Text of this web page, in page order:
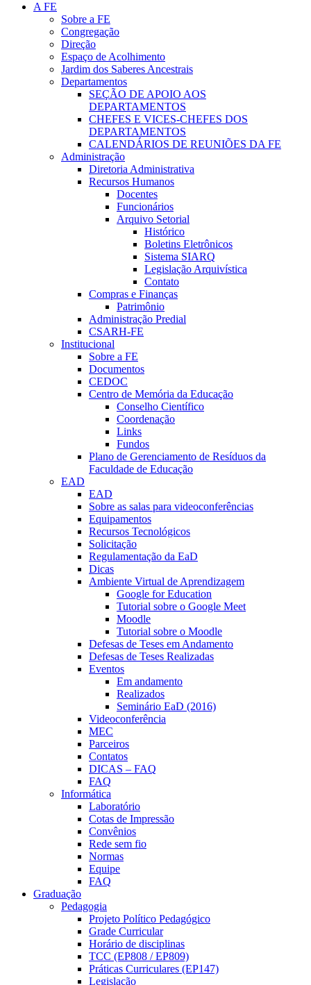
A FE
Sobre a FE
Congregação
Direção
Espaço de Acolhimento
Jardim dos Saberes Ancestrais
Departamentos
SEÇÃO DE APOIO AOS
DEPARTAMENTOS
CHEFES E VICES-CHEFES DOS
DEPARTAMENTOS
CALENDÁRIOS DE REUNIÕES DA FE
Administração
Diretoria Administrativa
Recursos Humanos
Docentes
Funcionários
Arquivo Setorial
Histórico
Boletins Eletrônicos
Sistema SIARQ
Legislação Arquivística
Contato
Compras e Finanças
Patrimônio
Administração Predial
CSARH-FE
Institucional
Sobre a FE
Documentos
CEDOC
Centro de Memória da Educação
Conselho Científico
Coordenação
Links
Fundos
Plano de Gerenciamento de Resíduos da
Faculdade de Educação
EAD
EAD
Sobre as salas para videoconferências
Equipamentos
Recursos Tecnológicos
Solicitação
Regulamentação da EaD
Dicas
Ambiente Virtual de Aprendizagem
Google for Education
Tutorial sobre o Google Meet
Moodle
Tutorial sobre o Moodle
Defesas de Teses em Andamento
Defesas de Teses Realizadas
Eventos
Em andamento
Realizados
Seminário EaD (2016)
Videoconferência
MEC
Parceiros
Contatos
DICAS – FAQ
FAQ
Informática
Laboratório
Cotas de Impressão
Convênios
Rede sem fio
Normas
Equipe
FAQ
Graduação
Pedagogia
Projeto Político Pedagógico
Grade Curricular
Horário de disciplinas
TCC (EP808 / EP809)
Práticas Curriculares (EP147)
Legislação